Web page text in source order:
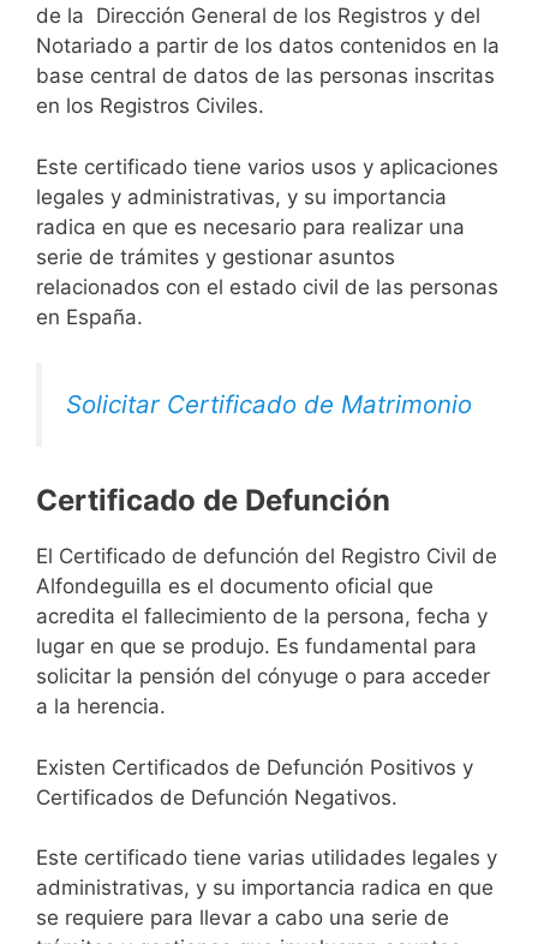
de la Dirección General de los Registros y del
Notariado a partir de los datos contenidos en la
base central de datos de las personas inscritas
en los Registros Civiles.
Este certificado tiene varios usos y aplicaciones
legales y administrativas, y su importancia
radica en que es necesario para realizar una
serie de trámites y gestionar asuntos
relacionados con el estado civil de las personas
en España.
Solicitar Certificado de Matrimonio
Certificado de Defunción
El Certificado de defunción del Registro Civil de
Alfondeguilla es el documento oficial que
acredita el fallecimiento de la persona, fecha y
lugar en que se produjo. Es fundamental para
solicitar la pensión del cónyuge o para acceder
a la herencia.
Existen Certificados de Defunción Positivos y
Certificados de Defunción Negativos.
Este certificado tiene varias utilidades legales y
administrativas, y su importancia radica en que
se requiere para llevar a cabo una serie de